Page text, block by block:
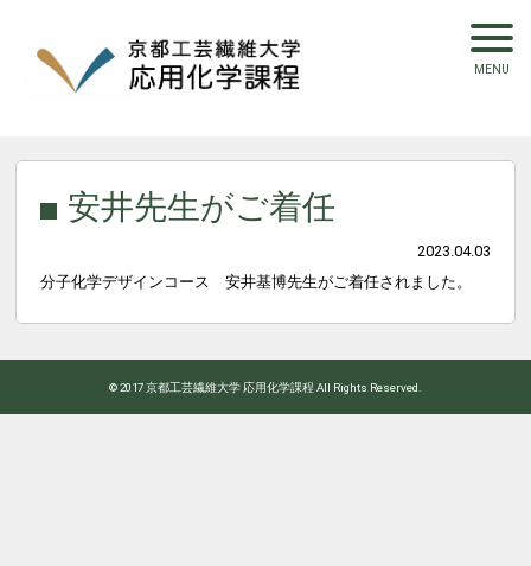
安井先生がご着任
2023.04.03
分子化学デザインコース 安井基博先生がご着任されました。
© 2017 京都工芸繊維大学 応用化学課程 All Rights Reserved.